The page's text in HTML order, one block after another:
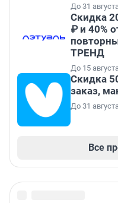
До 31
Скидка
₽ и 40%
ТРЕНД
До 15
Скидка
заказ,
До 31
Все